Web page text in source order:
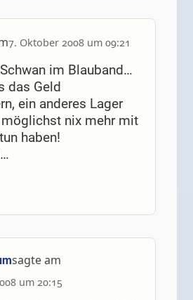
7. Oktober 2008 um 09:21
im Blauband…
das Geld
ein anderes Lager
möglichst nix mehr mit
haben!
sagte am
um 20:15